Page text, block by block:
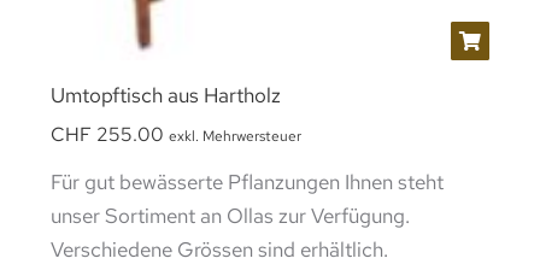
Umtopftisch aus Hartholz
CHF 255.00 exkl. Mehrwersteuer
Für gut bewässerte Pflanzungen Ihnen steht
unser Sortiment an Ollas zur Verfügung.
Verschiedene Grössen sind erhältlich.